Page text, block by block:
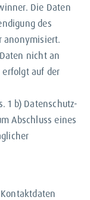
Die Daten
des
anonymisiert.
nicht an
auf der
1 b) Datenschutz-
Abschluss eines